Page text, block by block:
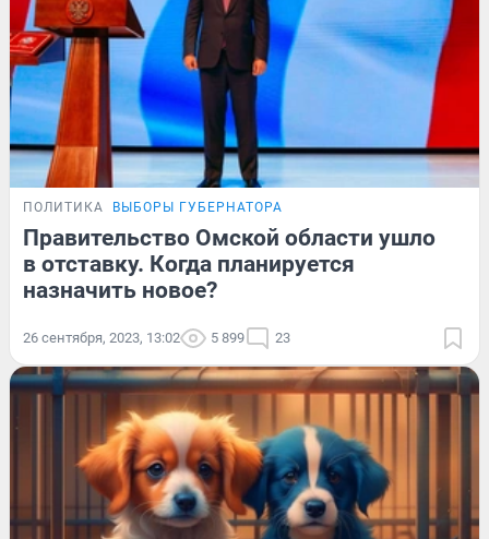
ПОЛИТИКА ВЫБОРЫ ГУБЕРНАТОРА
Правительство Омской области ушло
в отставку. Когда планируется
назначить новое?
26 сентября, 2023, 13:02 5 899 23